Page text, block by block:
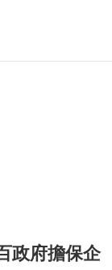
政府擔保企